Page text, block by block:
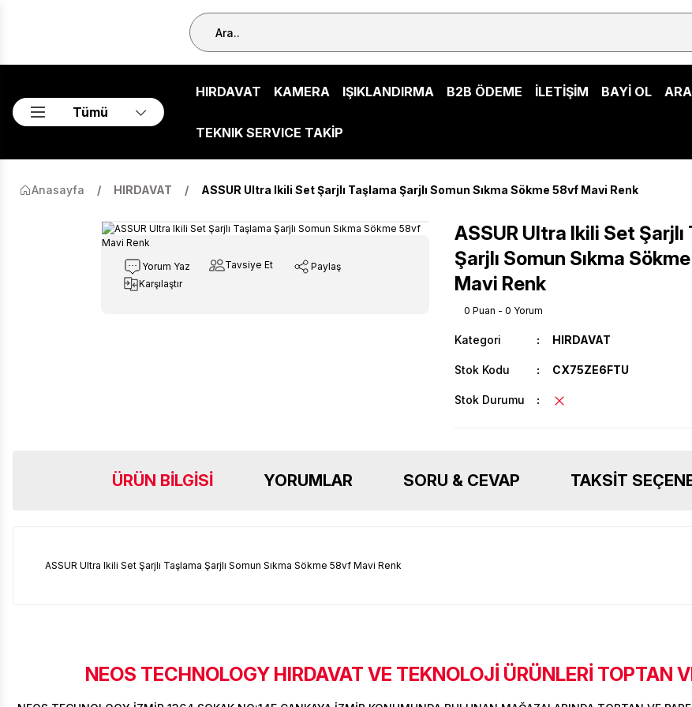
Tümü
HIRDAVAT KAMERA IŞIKLANDIRMA B2B ÖDEME İLETİŞİM BAYİ OL
TEKNIK SERVICE TAKİP
Anasayfa HIRDAVAT ASSUR Ultra Ikili Set Şarjlı Taşlama Şarjlı Somun Sıkma Sökme 58vf Mavi Renk
Yorum Yaz Tavsiye Et
Paylaş
Karşılaştır
ASSUR Ultra Ikili Set Şarjlı
Şarjlı Somun Sıkma
Mavi Renk
0 Puan - 0 Yorum
Kategori HIRDAVAT
Stok Kodu CX75ZE6FTU
Stok Durumu
ÜRÜN BILGISI YORUMLAR SORU & CEVAP TAKSIT
ASSUR Ultra Ikili Set Şarjlı Taşlama Şarjlı Somun Sıkma Sökme 58vf Mavi Renk
Bu ürüne ilk yorumu siz yapın!
Ürün hakkında henüz soru sorulmamış.
Sitemize ilk yorumu siz yapın!
NEOS TECHNOLOGY HIRDAVAT VE TEKNOLOJİ ÜRÜNLERİ TOPTAN